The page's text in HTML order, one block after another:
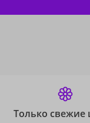
Только свежие